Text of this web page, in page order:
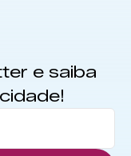
e saiba